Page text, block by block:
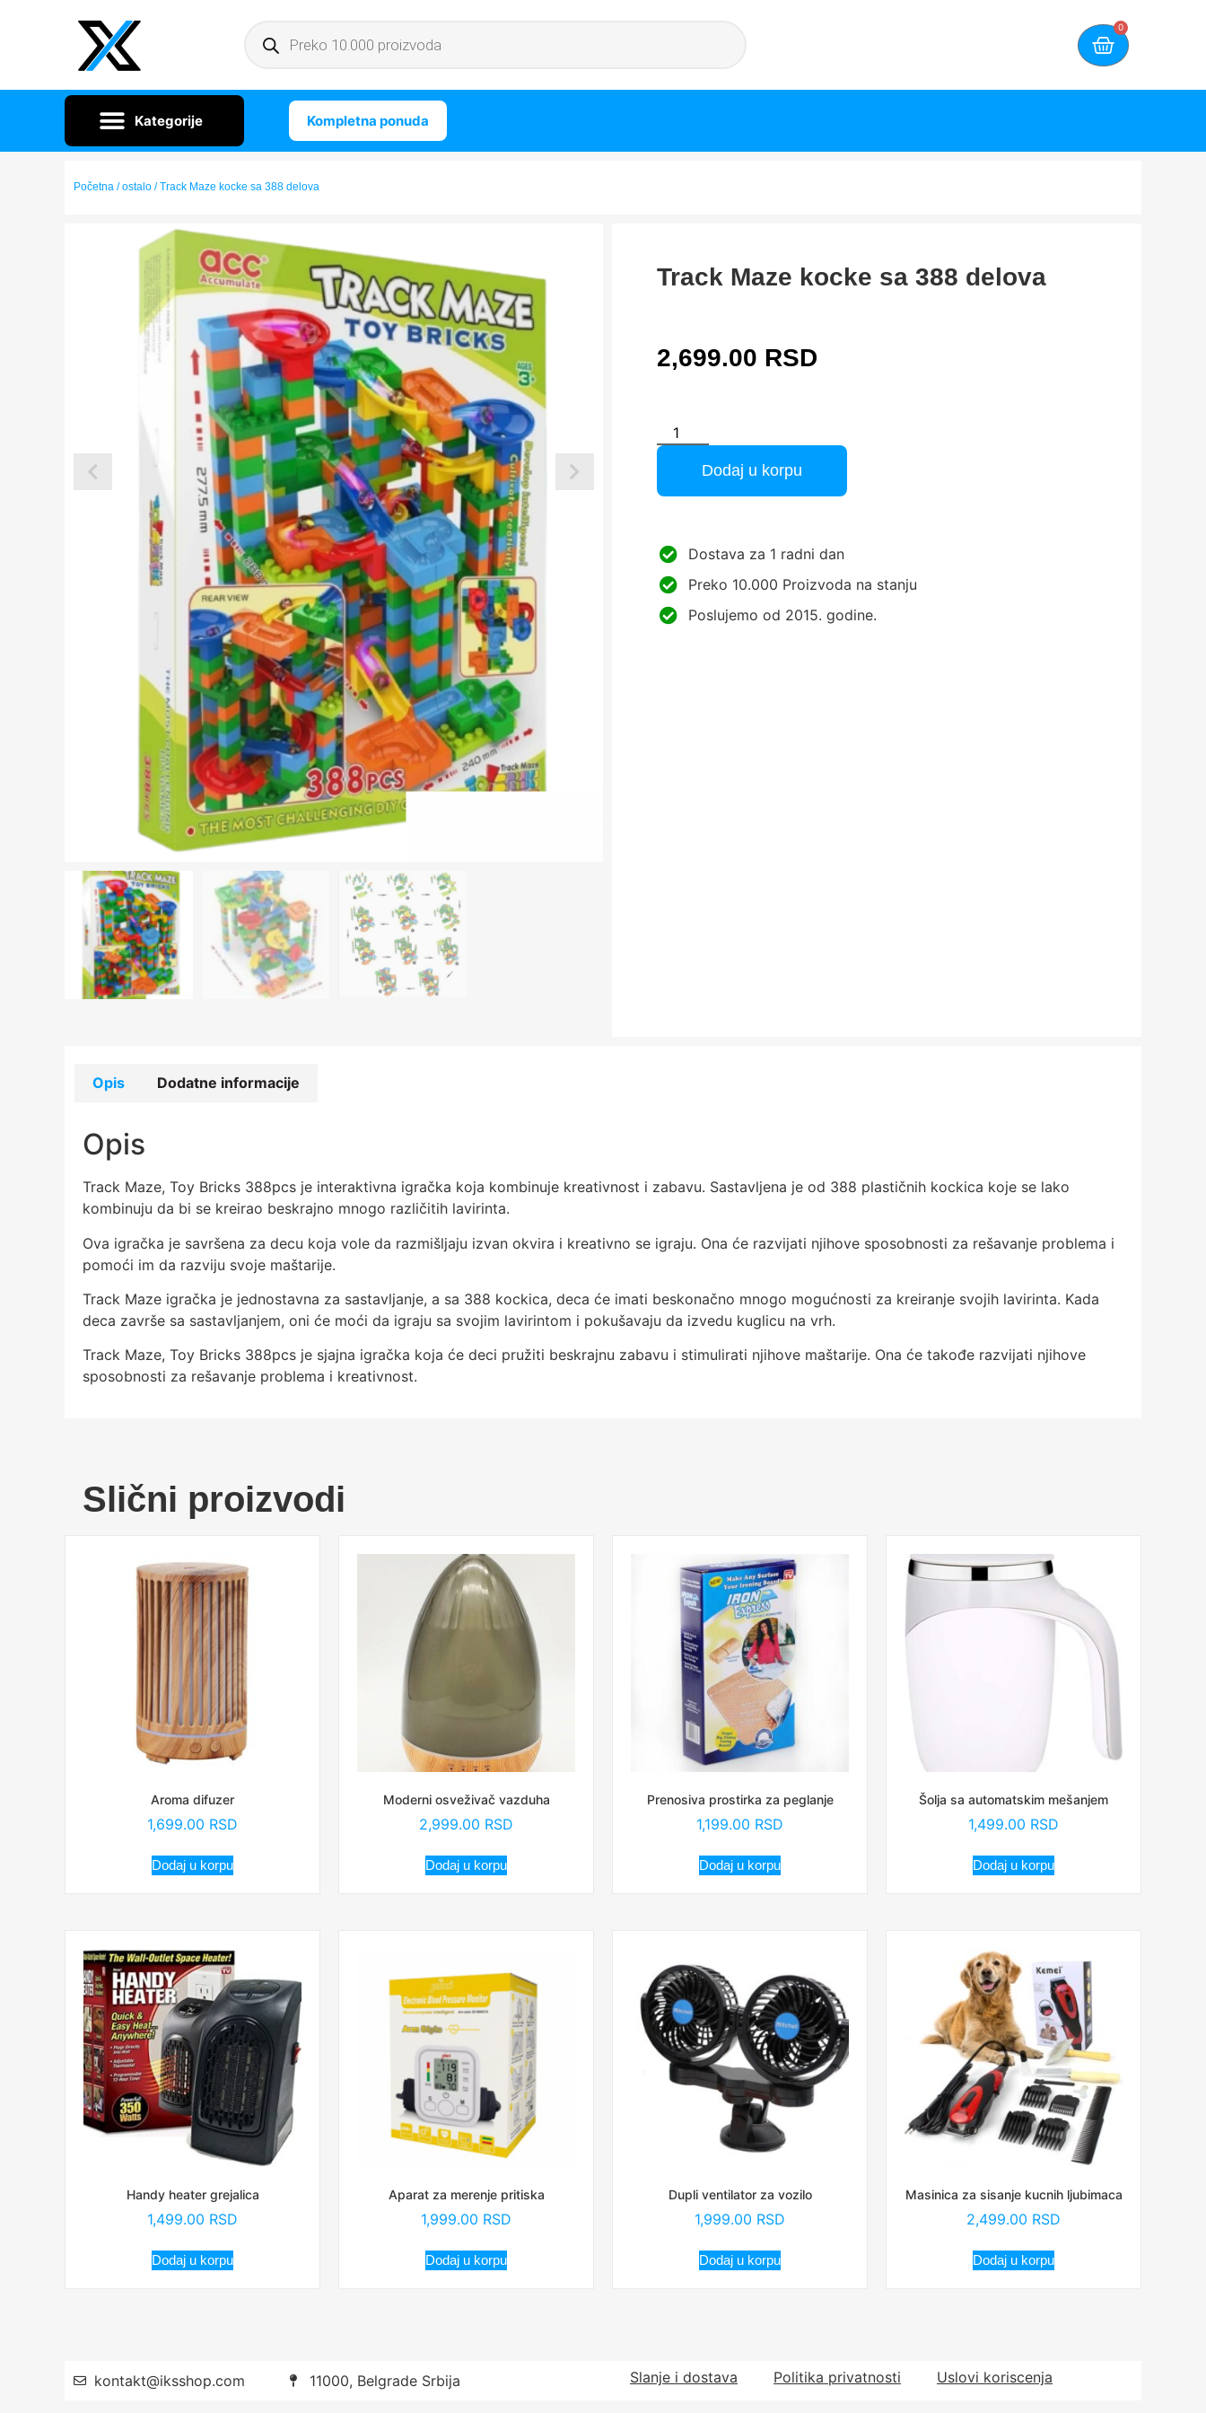
0
Kompletna ponuda
Početna /ostalo / Track Maze kocke sa 388 delova
Track Maze kocke sa 388 delova
2,699.00 RSD
Dodaj u korpu
Dostava za 1 radni dan
Preko 10.000 Proizvoda na stanju
Poslujemo od 2015. godine.
Opis Dodatne informacije
Opis
Track Maze, Toy Bricks 388pcs je interaktivna igračka koja kombinuje kreativnost i zabavu. Sastavljena je od 388 plastičnih kockica koje se lako
kombinuju da bi se kreirao beskrajno mnogo različitih lavirinta.
Ova igračka je savršena za decu koja vole da razmišljaju izvan okvira i kreativno se igraju. Ona će razvijati njihove sposobnosti za rešavanje problema i
pomoći im da razviju svoje maštarije.
Track Maze igračka je jednostavna za sastavljanje, a sa 388 kockica, deca će imati beskonačno mnogo mogućnosti za kreiranje svojih lavirinta. Kada
deca završe sa sastavljanjem, oni će moći da igraju sa svojim lavirintom i pokušavaju da izvedu kuglicu na vrh.
Track Maze, Toy Bricks 388pcs je sjajna igračka koja će deci pružiti beskrajnu zabavu i stimulirati njihove maštarije. Ona će takođe razvijati njihove
sposobnosti za rešavanje problema i kreativnost.
Slični proizvodi
Aroma difuzer
1,699.00 RSD
Dodaj u korpu
Moderni osveživač vazduha
2,999.00 RSD
Dodaj u korpu
Prenosiva prostirka za peglanje
1,199.00 RSD
Dodaj u korpu
Šolja sa automatskim mešanjem
1,499.00 RSD
Dodaj u korpu
Handy heater grejalica
1,499.00 RSD
Dodaj u korpu
Aparat za merenje pritiska
1,999.00 RSD
Dodaj u korpu
Dupli ventilator za vozilo
1,999.00 RSD
Dodaj u korpu
Masinica za sisanje kucnih ljubimaca
2,499.00 RSD
Dodaj u korpu
kontakt@iksshop.com 11000, Belgrade Srbija Slanje i dostava Politika privatnosti Uslovi koriscenja